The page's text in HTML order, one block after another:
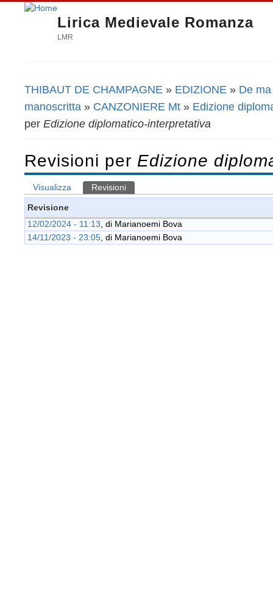
Lirica Medievale Romanza
LMR
Tu sei qui
THIBAUT DE CHAMPAGNE » EDIZIONE » De
manoscritta » CANZONIERE Mt » Edizione
per Edizione diplomatico-interpretativa
Revisioni per Edizione
Schede primarie
Visualizza Revisioni
Revisione
12/02/2024 - 11:13 , di Marianoemi Bova
14/11/2023 - 23:05 , di Marianoemi Bova